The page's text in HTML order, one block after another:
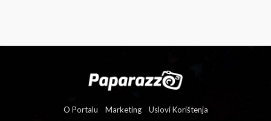
O Portalu Marketing Uslovi Korištenja